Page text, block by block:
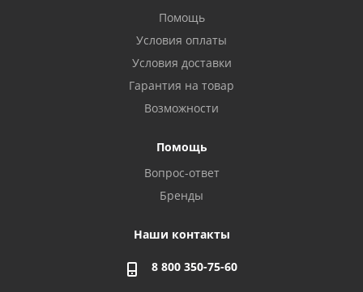
Помощь
Условия оплаты
Условия доставки
Гарантия на товар
Возможности
Помощь
Вопрос-ответ
Бренды
Наши контакты
8 800 350-75-60